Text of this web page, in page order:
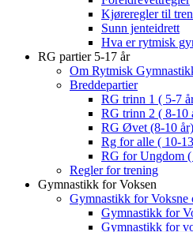
Kjøreregler til
Sunn jenteidrett
Hva er rytmisk
RG partier 5-17 år
Om Rytmisk
Breddepartier
RG trinn 1 ( 5-7
RG trinn 2 ( 8-10
RG Øvet (8-10 år)
Rg for alle ( 10-
RG for Ungdom
Regler for trening
Gymnastikk for Voksen
Gymnastikk for Voksne
Gymnastikk for
Gymnastikk for